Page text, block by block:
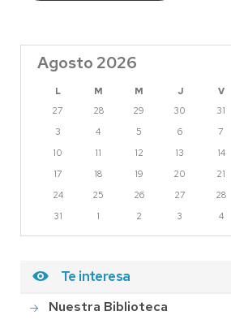
Agosto 2026
L M M J V
27
28 29 30 31
3
4 5 6 7
10
11 12 13 14
17
18 19 20 21
24
25 26 27 28
31
1 2 3 4
Te interesa
Nuestra Biblioteca